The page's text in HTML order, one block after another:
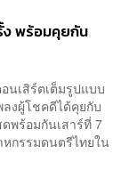
ง พร้อมคุยกัน
นเสิร์ตเต็มรูปแบบ
งผู้โชคดีได้คุยกับ
พร้อมกันเสาร์ที่ 7
กรรมดนตรีไทยใน